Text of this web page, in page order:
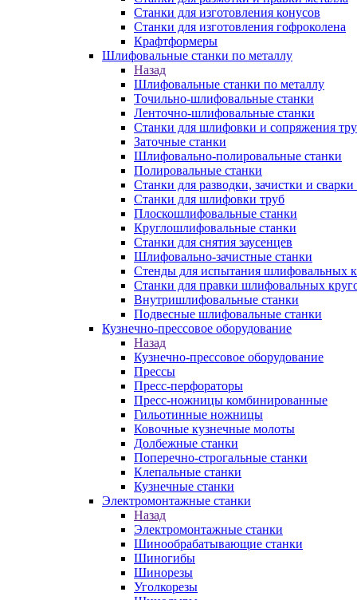
Станки для изготовления конусов
Станки для изготовления гофроколена
Крафтформеры
Шлифовальные станки по металлу
Назад
Шлифовальные станки по металлу
Точильно-шлифовальные станки
Ленточно-шлифовальные станки
Станки для шлифовки и сопряжения
Заточные станки
Шлифовально-полировальные станки
Полировальные станки
Станки для разводки, зачистки и сварки
Станки для шлифовки труб
Плоскошлифовальные станки
Круглошлифовальные станки
Станки для снятия заусенцев
Шлифовально-зачистные станки
Стенды для испытания шлифовальных
Станки для правки шлифовальных
Внутришлифовальные станки
Подвесные шлифовальные станки
Кузнечно-прессовое оборудование
Назад
Кузнечно-прессовое оборудование
Прессы
Пресс-перфораторы
Пресс-ножницы комбинированные
Гильотинные ножницы
Ковочные кузнечные молоты
Долбежные станки
Поперечно-строгальные станки
Клепальные станки
Кузнечные станки
Электромонтажные станки
Назад
Электромонтажные станки
Шинообрабатывающие станки
Шиногибы
Шинорезы
Уголкорезы